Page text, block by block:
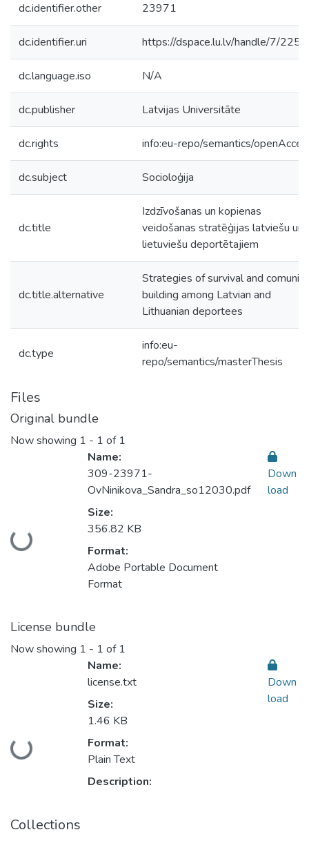
dc.identifier.other 23971
dc.identifier.uri https://dspace.lu.lv/handle/7/
dc.language.iso N/A
dc.publisher Latvijas Universitāte
dc.rights info:eu-repo/semantics/
dc.subject Socioloģija
dc.title
Izdzīvošanas un kopienas
veidošanas stratēģijas latviešu un
lietuviešu deportētajiem
dc.title.alternative
Strategies of survival and comunity
building among Latvian and
Lithuanian deportees
dc.type
info:eu-
repo/semantics/masterThesis
Files
Original bundle
Now showing 1 - 1 of 1
Loading...
Name:
309-23971-
OvNinikova_Sandra_so12030.pdf
Size:
356.82 KB
Format:
Adobe Portable Document
Format
Down
load
License bundle
Now showing 1 - 1 of 1
Loading...
Name:
license.txt
Size:
1.46 KB
Format:
Plain Text
Description:
Down
load
Collections